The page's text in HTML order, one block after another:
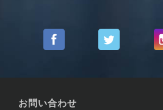
お問い合わせ